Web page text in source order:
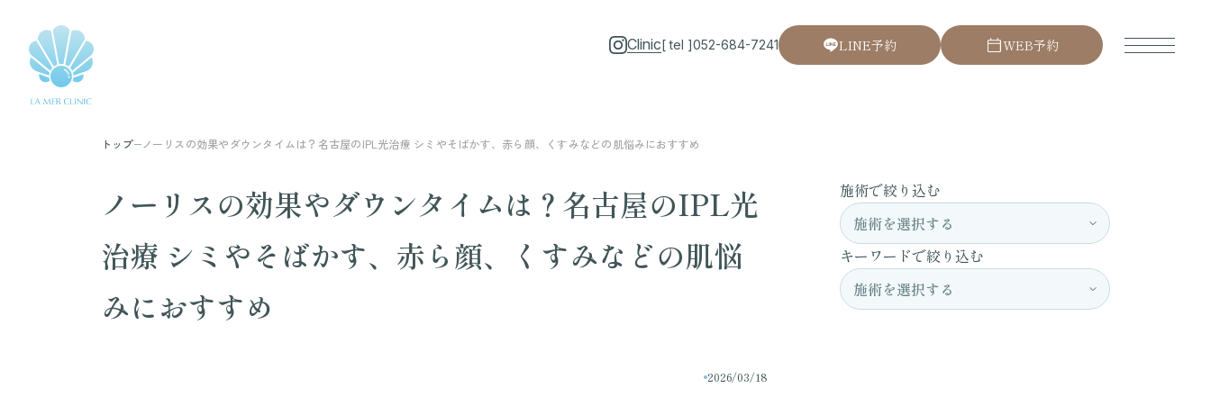
Clinic[ tel ]052-684-7241 LINE予約 WEB予約
トップ ノーリスの効果やダウンタイムは？名古屋のIPL光治療 シミやそばかす、赤ら顔、くすみなどの肌悩みにおすすめ
ノーリスの効果やダウンタイムは？名古屋のIPL光
治療 シミやそばかす、赤ら顔、くすみなどの肌悩
みにおすすめ
2026/03/18
施術で絞り込む
キーワードで絞り込む